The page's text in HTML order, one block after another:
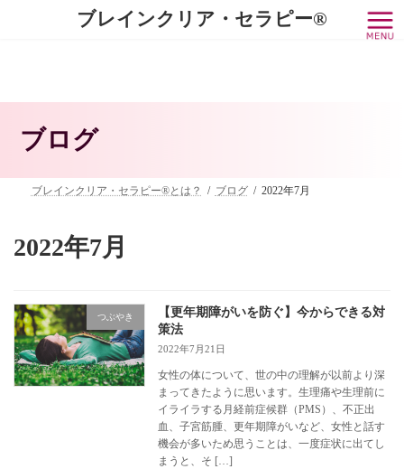
ス
ン
ブレインクリア・セラピー®
ブログ
ブレインクリア・セラピー®とは？ ブログ 2022年7月
2022年7月
つぶやき
【更年期障がいを防ぐ】今からできる対
策法
2022年7月21日
女性の体について、世の中の理解が以前より深
まってきたように思います。生理痛や生理前に
イライラする月経前症候群（PMS）、不正出
血、子宮筋腫、更年期障がいなど、女性と話す
機会が多いため思うことは、一度症状に出てし
まうと、そ […]